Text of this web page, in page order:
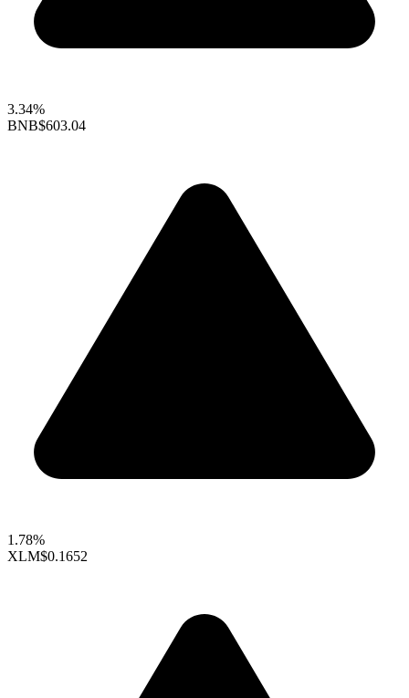
3.34%
BNB$603.04
1.78%
XLM$0.1652